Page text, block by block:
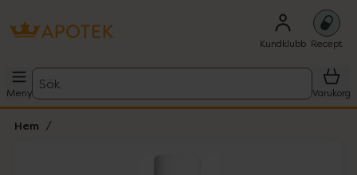
Kundklubb Recept
Meny
Sök
Varukorg
Hem